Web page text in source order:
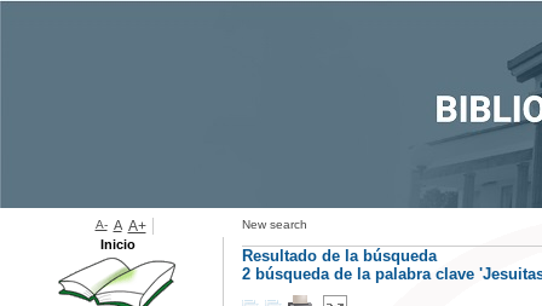
New search
Resultado de la búsqueda
2 búsqueda de la palabra clave
A- A A+
Inicio